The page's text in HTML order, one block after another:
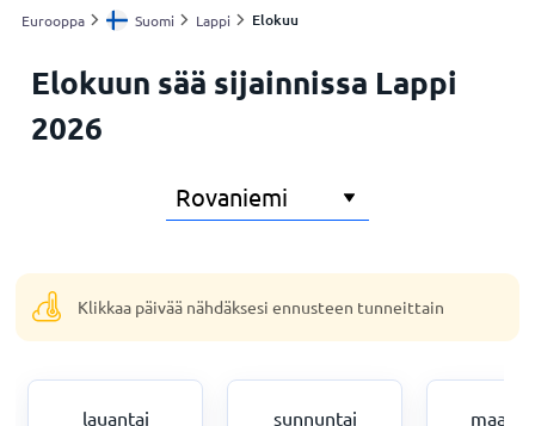
Koti
Eurooppa Suomi Lappi Elokuu
Elokuun sää sijainnissa Lappi
2026
Klikkaa päivää nähdäksesi ennusteen tunneittain
lauantai sunnuntai